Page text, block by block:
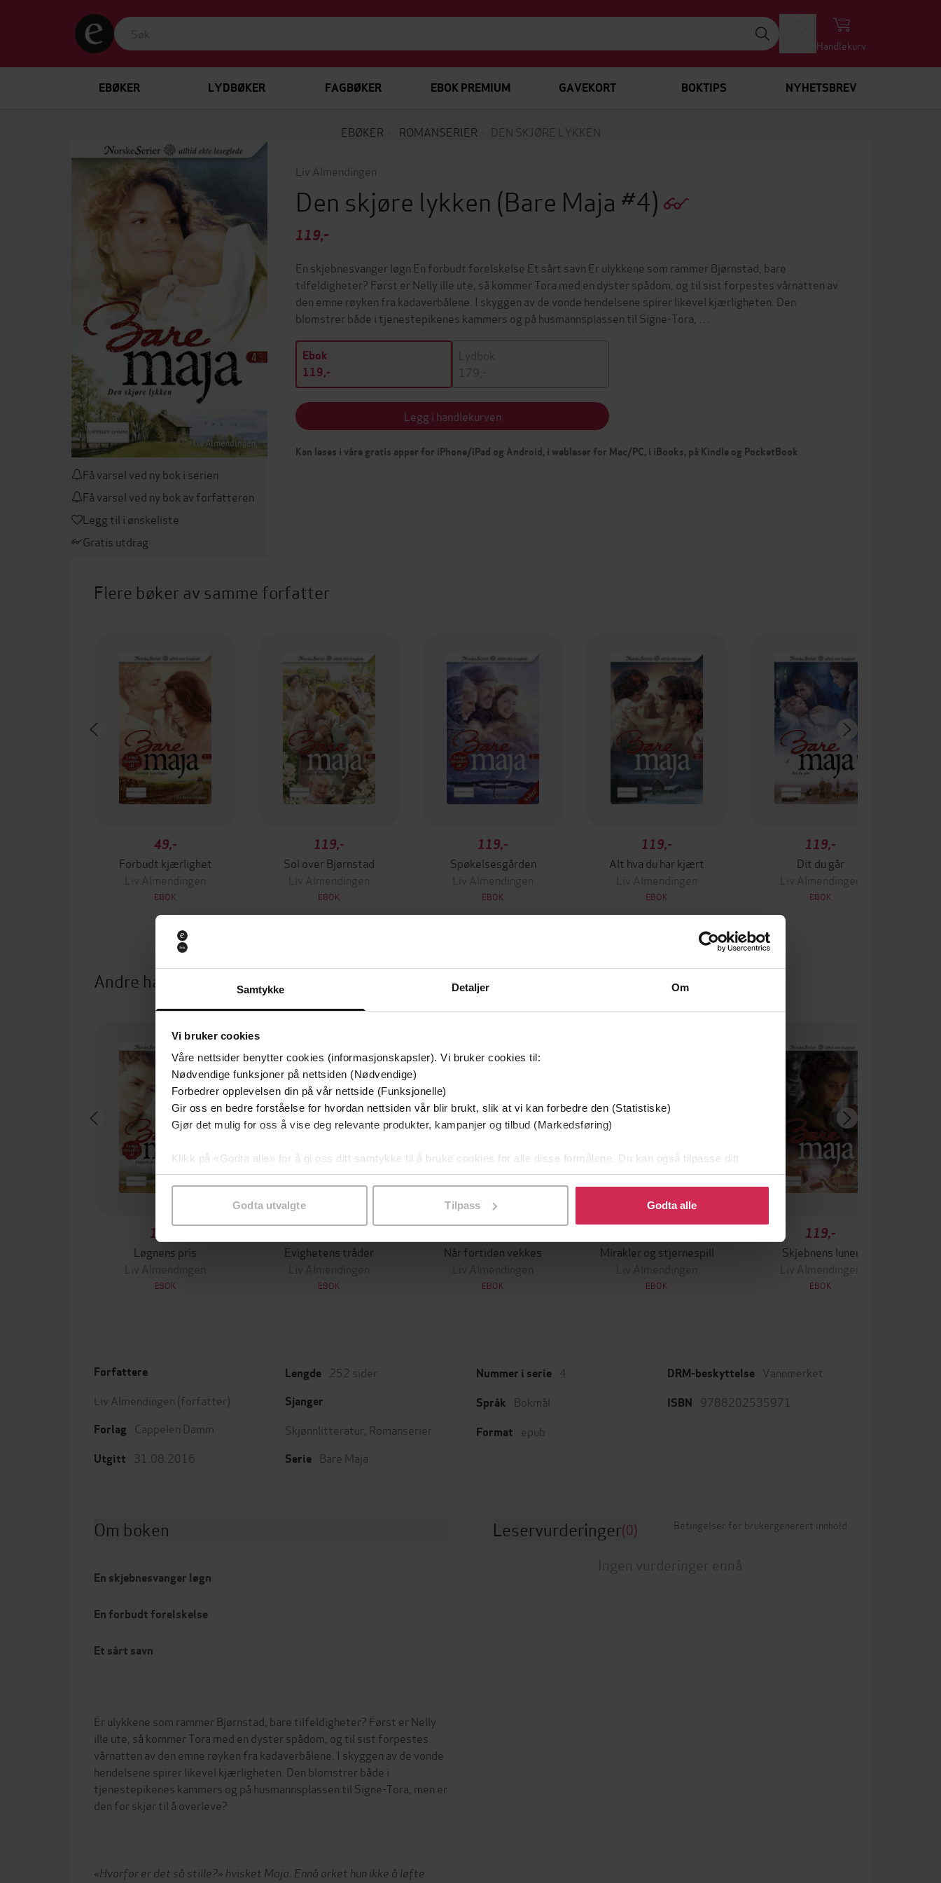
Samtykke Detaljer Om
Vi bruker cookies
Våre nettsider benytter cookies (informasjonskapsler). Vi bruker cookies til:
Nødvendige funksjoner på nettsiden (Nødvendige)
Forbedrer opplevelsen din på vår nettside (Funksjonelle)
Gir oss en bedre forståelse for hvordan nettsiden vår blir brukt, slik at vi kan forbedre den (Statistiske)
Gjør det mulig for oss å vise deg relevante produkter, kampanjer og tilbud (Markedsføring)
Klikk på «Godta alle» for å gi oss ditt samtykke til å bruke cookies for alle disse formålene. Du kan også tilpasse ditt
samtykke til spesifikke formål ved å klikke på «Tilpass». Du kan når som helst trekke tilbake eller endre ditt samtykke.
Godta utvalgte Tilpass Godta alle
Handlekurv
EBØKER LYDBØKER FAGBØKER EBOK PREMIUM GAVEKORT BOKTIPS NYHETSBREV
EBØKER ROMANSERIER DEN SKJØRE LYKKEN
Få varsel ved ny bok i serien
Få varsel ved ny bok av forfatteren
Legg til i ønskeliste
Gratis utdrag
Liv Almendingen
Den skjøre lykken (Bare Maja #4)
119,-
En skjebnesvanger løgn En forbudt forelskelse Et sårt savn Er ulykkene som rammer Bjørnstad, bare
tilfeldigheter? Først er Nelly ille ute, så kommer Tora med en dyster spådom, og til sist forpestes vårnatten av
den emne røyken fra kadaverbålene. I skyggen av de vonde hendelsene spirer likevel kjærligheten. Den
blomstrer både i tjenestepikenes kammers og på husmannsplassen til Signe-Tora, …
Ebok
119,-
Lydbok
179,-
Legg i handlekurven
Kan leses i våre gratis apper for iPhone/iPad og Android, i webleser for Mac/PC, i iBooks, på Kindle og PocketBook
Flere bøker av samme forfatter
49,-
Forbudt kjærlighet
Liv Almendingen
EBOK
119,-
Sol over Bjørnstad
Liv Almendingen
EBOK
119,-
Spøkelsesgården
Liv Almendingen
EBOK
119,-
Alt hva du har kjært
Liv Almendingen
EBOK
119,-
Dit du går
Liv Almendingen
EBOK
Andre har også kjøpt
119,-
Løgnens pris
Liv Almendingen
EBOK
Evighetens tråder
Liv Almendingen
EBOK
Når fortiden vekkes
Liv Almendingen
EBOK
Mirakler og stjernespill
Liv Almendingen
EBOK
119,-
Skjebnens luner
Liv Almendingen
EBOK
Forfattere
Liv Almendingen (forfatter)
Forlag Cappelen Damm
Utgitt 31.08.2016
Lengde 252 sider
Sjanger
Skjønnlitteratur Romanserier
Serie Bare Maja
Nummer i serie 4
Språk Bokmål
Format epub
DRM-beskyttelse Vannmerket
ISBN 9788202535971
Om boken
En skjebnesvanger løgn
En forbudt forelskelse
Et sårt savn
Er ulykkene som rammer Bjørnstad, bare tilfeldigheter? Først er Nelly
ille ute, så kommer Tora med en dyster spådom, og til sist forpestes
vårnatten av den emne røyken fra kadaverbålene. I skyggen av de vonde
hendelsene spirer likevel kjærligheten. Den blomstrer både i
tjenestepikenes kammers og på husmannsplassen til Signe-Tora, men er
den for skjør til å overleve?
«Hvorfor er det så stille?» hvisket Maja. Ennå orket hun ikke å løfte
Leservurderinger(0) Betingelser for brukergenerert innhold
Ingen vurderinger ennå